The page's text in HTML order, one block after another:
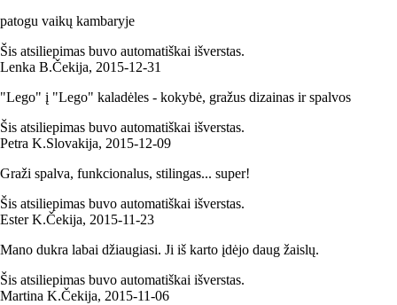
patogu vaikų kambaryje
Šis atsiliepimas buvo automatiškai išverstas.
Lenka B.Čekija, 2015‑12‑31
"Lego" į "Lego" kaladėles - kokybė, gražus dizainas ir spalvos
Šis atsiliepimas buvo automatiškai išverstas.
Petra K.Slovakija, 2015‑12‑09
Graži spalva, funkcionalus, stilingas... super!
Šis atsiliepimas buvo automatiškai išverstas.
Ester K.Čekija, 2015‑11‑23
Mano dukra labai džiaugiasi. Ji iš karto įdėjo daug žaislų.
Šis atsiliepimas buvo automatiškai išverstas.
Martina K.Čekija, 2015‑11‑06